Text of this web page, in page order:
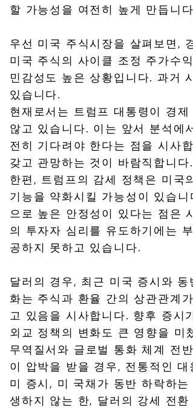
할 가능성을 여전히 높게 만듭니
우선 미국 주식시장을 살펴보면,
미국 주식의 사이클 조정 주가수
민감성도 높은 상황입니다. 과거
있습니다.
현재로서는 트럼프 대통령이 경
않고 있습니다. 이는 앞서 분석
전히 기다려야 한다는 점을 시사
갖고 관망하는 것이 바람직합니다.
한편, 트럼프의 감세 정책은 미국
기능을 약화시킬 가능성이 있습
으로 높은 안정성이 있다는 점은
의 투자자 심리를 유도하기에는
공하지 못하고 있습니다.
달러의 경우, 최근 미국 증시와
화는 주식과 환율 간의 상관관계
고 있음을 시사합니다. 향후 증시
외교 정책의 변화도 큰 영향을
무역질서와 글로벌 통화 체계 전
이 압박을 받을 경우, 전통적인
미 증시, 미 국채가 동반 하락하
생하지 않는 한, 달러의 강세 전